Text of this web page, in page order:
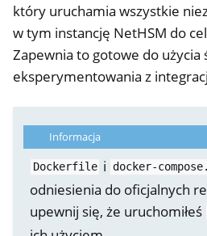
który uruchamia wszystkie
w tym instancję NetHSM do
Zapewnia to gotowe do użycia
eksperymentowania z
Informacja
Dockerfile i docker-
odniesienia do oficjalnych
upewnij się, że uruchomiłeś